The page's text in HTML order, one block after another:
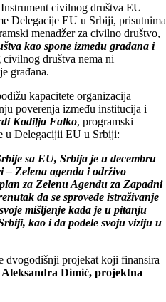
civilnog društva EU
Delegacije EU u Srbiji, prisutnima
menadžer za civilno društvo,
kao spone između građana i
civilnog društva nema ni
građana.
kapacitete organizacija
poverenja između institucija i
Kadilja Falko, programski
u Delegacijii EU u Srbiji:
sa EU, Srbija je u decembru
– Zelena agenda i održivo
za Zelenu Agendu za Zapadni
da se sprovede istraživanje
mišljenje kada je u pitanju
kao i da podele svoju viziju u
dvogodišnji projekat koji finansira
Aleksandra Dimić, projektna